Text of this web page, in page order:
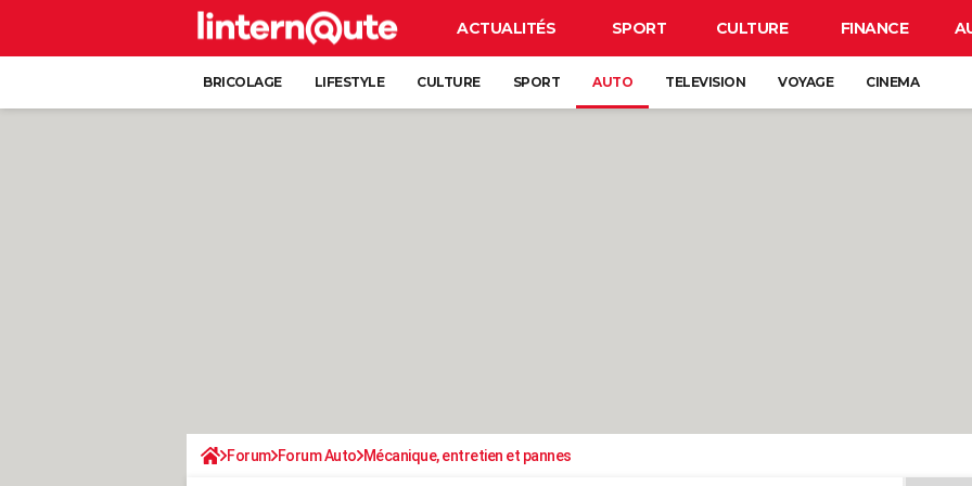
ACTUALITÉS SPORT CULTURE FINANCE
BRICOLAGE LIFESTYLE CULTURE SPORT AUTO TELEVISION VOYAGE CINEMA
Forum Forum Auto Mécanique, entretien et pannes